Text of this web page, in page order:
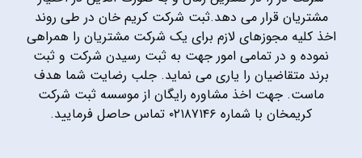
مشتریان قرار می دهد.ثبت شرکت کریم خان در طی روند
اخذ کلیه مجوزهای لازم برای یک شرکت مشتریان را همراهی
نموده و در تمامی امور جهت به ثبت رسیدن شرکت و ثبت
برند متقاضیان را یاری می نماید. جلب رضایت شما هدف
ماست. جهت اخذ مشاوره رایگان از موسسه ثبت شرکت
کریمخان با شماره ۰۲۱۸۷۱۴۶ تماس حاصل فرمایید.